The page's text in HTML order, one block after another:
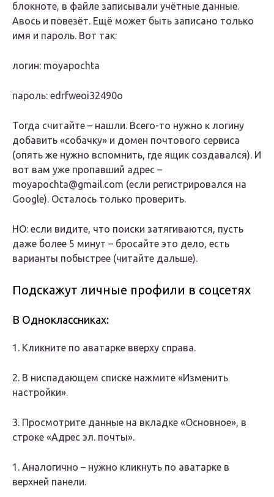
блокноте, в файле записывали учётные данные.
Авось и повезёт. Ещё может быть записано только
имя и пароль. Вот так:
логин: moyapochta
пароль: edrfweoi32490o
Тогда считайте – нашли. Всего-то нужно к логину
добавить «собачку» и домен почтового сервиса
(опять же нужно вспомнить, где ящик создавался). И
вот вам уже пропавший адрес –
moyapochta@gmail.com (если регистрировался на
Google). Осталось только проверить.
НО: если видите, что поиски затягиваются, пусть
даже более 5 минут – бросайте это дело, есть
варианты побыстрее (читайте дальше).
Подскажут личные профили в соцсетях
В Одноклассниках:
1. Кликните по аватарке вверху справа.
2. В ниспадающем списке нажмите «Изменить
настройки».
3. Просмотрите данные на вкладке «Основное», в
строке «Адрес эл. почты».
1. Аналогично – нужно кликнуть по аватарке в
верхней панели.